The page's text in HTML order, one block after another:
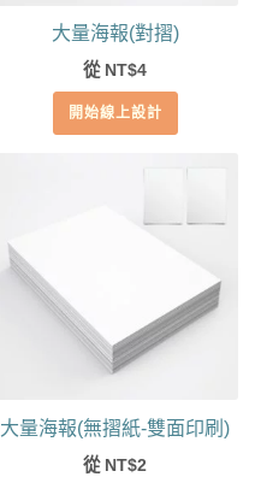
大量海報(對摺)
從 NT$4
開始線上設計
大量海報(無摺紙-雙面印刷)
從 NT$2